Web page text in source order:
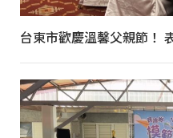
台東市歡慶溫馨父親節！